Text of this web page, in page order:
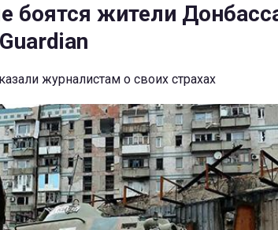
боятся жители
журналистам о своих страхах